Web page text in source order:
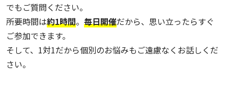
でもご質問ください。
所要時間は約1時間。 毎日開催だから、思い立ったらすぐ
ご参加できます。
そして、1対1だから個別のお悩みもご遠慮なくお話しくだ
さい。